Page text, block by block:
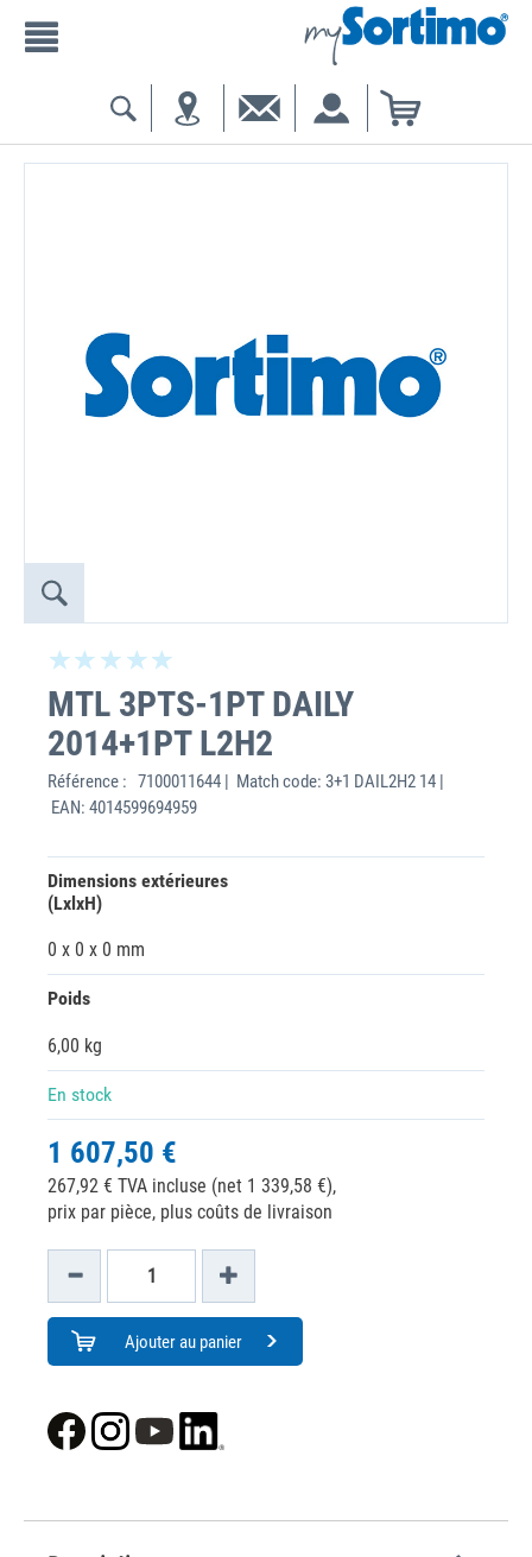
MTL 3PTS-1PT DAILY
2014+1PT L2H2
Référence : 7100011644 | Match code: 3+1 DAIL2H2 14 |
EAN: 4014599694959
Dimensions extérieures
(LxlxH)
0 x 0 x 0 mm
Poids
6,00 kg
En stock
1 607,50 €
267,92 € TVA incluse (net 1 339,58 €),
prix par pièce, plus coûts de livraison
Ajouter au panier